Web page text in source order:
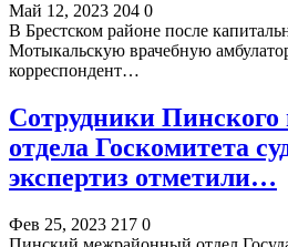
Май 12, 2023 204 0
В Брестском районе после
Мотыкальскую врачебную
корреспондент…
Сотрудники Пинского
отдела Госкомитета
экспертиз отметили…
Фев 25, 2023 217 0